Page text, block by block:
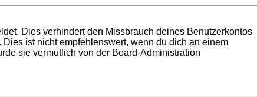
Dies verhindert den Missbrauch deines Benutzerkontos
ist nicht empfehlenswert, wenn du dich an einem
sie vermutlich von der Board-Administration